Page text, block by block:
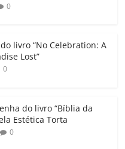
0
livro “No Celebration: A
Lost”
0
do livro “Bíblia da
Estética Torta
0